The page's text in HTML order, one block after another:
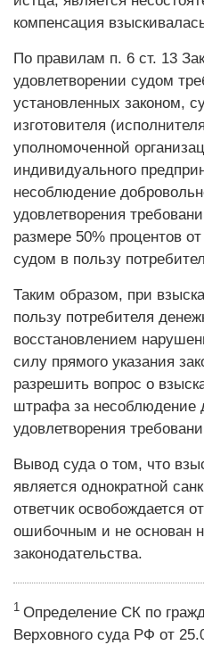
компенсация
По правилам п. 6 ст. 13
удовлетворении судом
установленных законом,
изготовителя
уполномоченной
индивидуального
несоблюдение
удовлетворения
размере 50% процентов
судом в пользу
Таким образом, при
пользу потребителя
восстановлением
силу прямого указания
разрешить вопрос о
штрафа за несоблюдение
удовлетворения
Вывод суда о том, что
является однократной
ответчик освобождается
ошибочным и не основан
законодательства.
1 Определение СК по
Верховного суда РФ от